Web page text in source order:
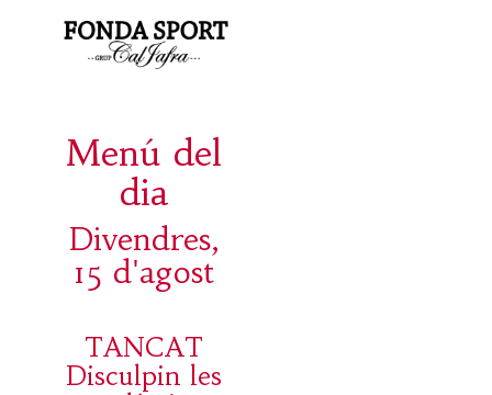
Menú del
dia
Divendres,
15 d'agost
TANCAT
Disculpin les